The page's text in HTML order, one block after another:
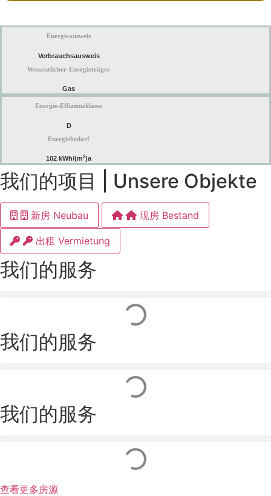
Energieausweis
Verbrauchsausweis
Wessentlicher-Energieträger
Gas
Energie-Effizienzklasse
D
Energiebedarf
102 kWh/(m2)a
我们的项目 | Unsere Objekte
新房 Neubau 现房 Bestand
出租 Vermietung
我们的服务
我们的服务
我们的服务
查看更多房源